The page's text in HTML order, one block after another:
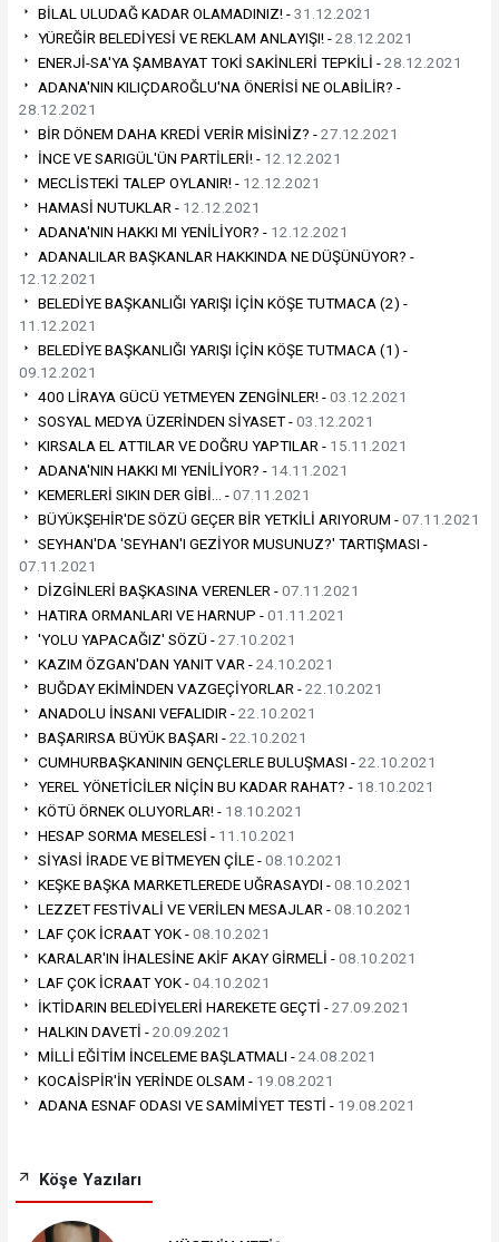
BİLAL ULUDAĞ KADAR OLAMADINIZ! -31.12.2021
YÜREĞİR BELEDİYESİ VE REKLAM ANLAYIŞI! -28.12.2021
ENERJİ-SA'YA ŞAMBAYAT TOKİ SAKİNLERİ TEPKİLİ -28.12.2021
ADANA'NIN KILIÇDAROĞLU'NA ÖNERİSİ NE OLABİLİR? -
28.12.2021
BİR DÖNEM DAHA KREDİ VERİR MİSİNİZ? -27.12.2021
İNCE VE SARIGÜL'ÜN PARTİLERİ! - 12.12.2021
MECLİSTEKİ TALEP OYLANIR! - 12.12.2021
HAMASİ NUTUKLAR - 12.12.2021
ADANA'NIN HAKKI MI YENİLİYOR? - 12.12.2021
ADANALILAR BAŞKANLAR HAKKINDA NE DÜŞÜNÜYOR? -
12.12.2021
BELEDİYE BAŞKANLIĞI YARIŞI İÇİN KÖŞE TUTMACA (2) -
11.12.2021
BELEDİYE BAŞKANLIĞI YARIŞI İÇİN KÖŞE TUTMACA (1) -
09.12.2021
400 LİRAYA GÜCÜ YETMEYEN ZENGİNLER! -03.12.2021
SOSYAL MEDYA ÜZERİNDEN SİYASET -03.12.2021
KIRSALA EL ATTILAR VE DOĞRU YAPTILAR - 15.11.2021
ADANA'NIN HAKKI MI YENİLİYOR? - 14.11.2021
KEMERLERİ SIKIN DER GİBİ… -07.11.2021
BÜYÜKŞEHİR'DE SÖZÜ GEÇER BİR YETKİLİ ARIYORUM -07.11.2021
SEYHAN'DA 'SEYHAN'I GEZİYOR MUSUNUZ?' TARTIŞMASI -
07.11.2021
DİZGİNLERİ BAŞKASINA VERENLER -07.11.2021
HATIRA ORMANLARI VE HARNUP -01.11.2021
'YOLU YAPACAĞIZ' SÖZÜ -27.10.2021
KAZIM ÖZGAN'DAN YANIT VAR -24.10.2021
BUĞDAY EKİMİNDEN VAZGEÇİYORLAR -22.10.2021
ANADOLU İNSANI VEFALIDIR -22.10.2021
BAŞARIRSA BÜYÜK BAŞARI -22.10.2021
CUMHURBAŞKANININ GENÇLERLE BULUŞMASI -22.10.2021
YEREL YÖNETİCİLER NİÇİN BU KADAR RAHAT? - 18.10.2021
KÖTÜ ÖRNEK OLUYORLAR! - 18.10.2021
HESAP SORMA MESELESİ - 11.10.2021
SİYASİ İRADE VE BİTMEYEN ÇİLE -08.10.2021
KEŞKE BAŞKA MARKETLEREDE UĞRASAYDI -08.10.2021
LEZZET FESTİVALİ VE VERİLEN MESAJLAR -08.10.2021
LAF ÇOK İCRAAT YOK -08.10.2021
KARALAR'IN İHALESİNE AKİF AKAY GİRMELİ -08.10.2021
LAF ÇOK İCRAAT YOK -04.10.2021
İKTİDARIN BELEDİYELERİ HAREKETE GEÇTİ -27.09.2021
HALKIN DAVETİ -20.09.2021
MİLLİ EĞİTİM İNCELEME BAŞLATMALI -24.08.2021
KOCAİSPİR'İN YERİNDE OLSAM - 19.08.2021
ADANA ESNAF ODASI VE SAMİMİYET TESTİ - 19.08.2021
Köşe Yazıları